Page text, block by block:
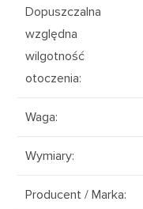
Dopuszczalna
względna
wilgotność
otoczenia:
Waga:
Wymiary:
Producent / Marka: